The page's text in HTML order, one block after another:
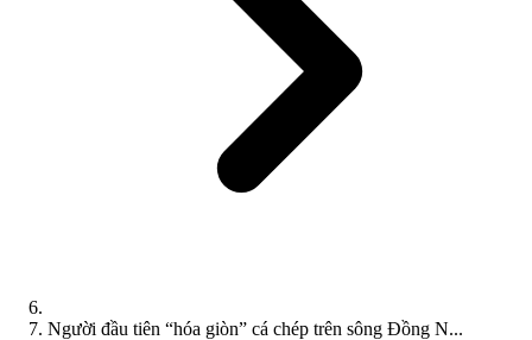
Người đầu tiên “hóa giòn” cá chép trên sông Đồng N...